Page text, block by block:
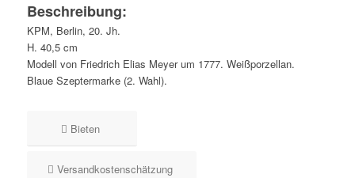
Beschreibung:
KPM, Berlin, 20. Jh.
H. 40,5 cm
Modell von Friedrich Elias Meyer um 1777. Weißporzellan.
Blaue Szeptermarke (2. Wahl).
Bieten
Versandkostenschätzung